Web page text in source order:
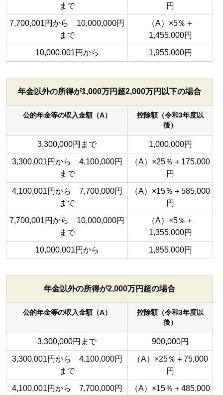
まで 円
7,700,001円から 10,000,000円
まで
（A）×5％＋
1,455,000円
10,000,001円から 1,955,000円
年金以外の所得が1,000万円超2,000万円以下の場合
公的年金等の収入金額（A）
控除額（令和3年度以
後）
3,300,000円まで 1,000,000円
3,300,001円から 4,100,000円
まで
（A）×25％＋175,000
円
4,100,001円から 7,700,000円
まで
（A）×15％＋585,000
円
7,700,001円から 10,000,000円
まで
（A）×5％＋
1,355,000円
10,000,001円から 1,855,000円
年金以外の所得が2,000万円超の場合
公的年金等の収入金額（A）
控除額（令和3年度以
後）
3,300,000円まで 900,000円
3,300,001円から 4,100,000円
まで
（A）×25％＋75,000
円
4,100,001円から 7,700,000円
（A）×15％＋485,000